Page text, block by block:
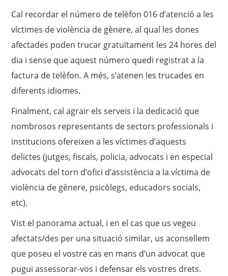
Cal recordar el número de telèfon 016 d’atenció a les
víctimes de violència de gènere, al qual les dones
afectades poden trucar gratuïtament les 24 hores del
dia i sense que aquest número quedi registrat a la
factura de telèfon. A més, s’atenen les trucades en
diferents idiomes.
Finalment, cal agrair els serveis i la dedicació que
nombrosos representants de sectors professionals i
institucions ofereixen a les víctimes d’aquests
delictes (jutges, fiscals, policia, advocats i en especial
advocats del torn d’ofici d’assistència a la víctima de
violència de gènere, psicòlegs, educadors socials,
etc).
Vist el panorama actual, i en el cas que us vegeu
afectats/des per una situació similar, us aconsellem
que poseu el vostre cas en mans d’un advocat que
pugui assessorar-vos i defensar els vostres drets.